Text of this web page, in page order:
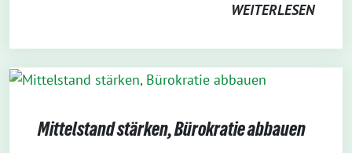
WEITERLESEN
Mittelstand stärken, Bürokratie abbauen